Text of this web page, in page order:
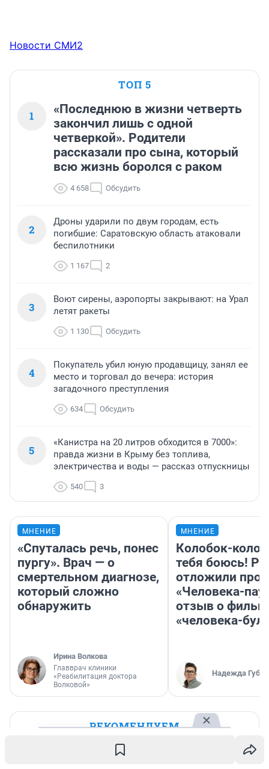
Новости СМИ2
ТОП 5
1
«Последнюю в жизни четверть
закончил лишь с одной
четверкой». Родители
рассказали про сына, который
всю жизнь боролся с раком
4 658 Обсудить
2
Дроны ударили по двум городам, есть
погибшие: Саратовскую область атаковали
беспилотники
1 167 2
3
Воют сирены, аэропорты закрывают: на Урал
летят ракеты
1 130 Обсудить
4
Покупатель убил юную продавщицу, занял ее
место и торговал до вечера: история
загадочного преступления
634 Обсудить
5
«Канистра на 20 литров обходится в 7000»:
правда жизни в Крыму без топлива,
электричества и воды — рассказ отпускницы
540 3
МНЕНИЕ
«Спуталась речь, понес
пургу». Врач — о
смертельном диагнозе,
который сложно
обнаружить
Ирина Волкова
Главврач клиники
«Реабилитация доктора
Волковой»
МНЕНИЕ
Колобок-
тебя боюсь!
отложили
«Человека-
отзыв о
«человека-
Надежда
РЕКОМЕНДУЕМ
Накипело у младшей сестры: «Она